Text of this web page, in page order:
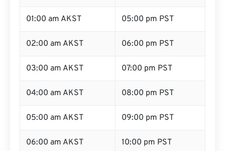
01:00 am AKST 05:00 pm PST
02:00 am AKST 06:00 pm PST
03:00 am AKST 07:00 pm PST
04:00 am AKST 08:00 pm PST
05:00 am AKST 09:00 pm PST
06:00 am AKST 10:00 pm PST